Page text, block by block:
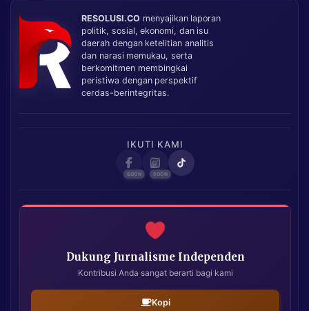
RESOLUSI.CO menyajikan laporan
politik, sosial, ekonomi, dan isu
daerah dengan ketelitian analitis
dan narasi memukau, serta
berkomitmen membingkai
peristiwa dengan perspektif
cerdas-berintegritas.
IKUTI KAMI
Dukung Jurnalisme Independen
Kontribusi Anda sangat berarti bagi kami
Kopi